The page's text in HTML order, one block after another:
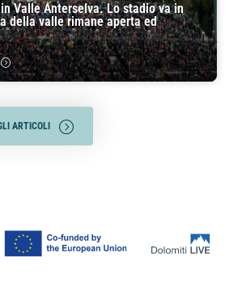
Valle Anterselva. Lo stadio va in
della valle rimane aperta ed
ARTICOLI